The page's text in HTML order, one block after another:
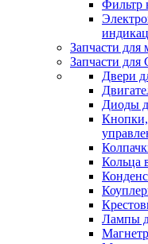
Фильтр
Запчасти для
Запчасти
Двери
Диоды
Кольца
Лампы